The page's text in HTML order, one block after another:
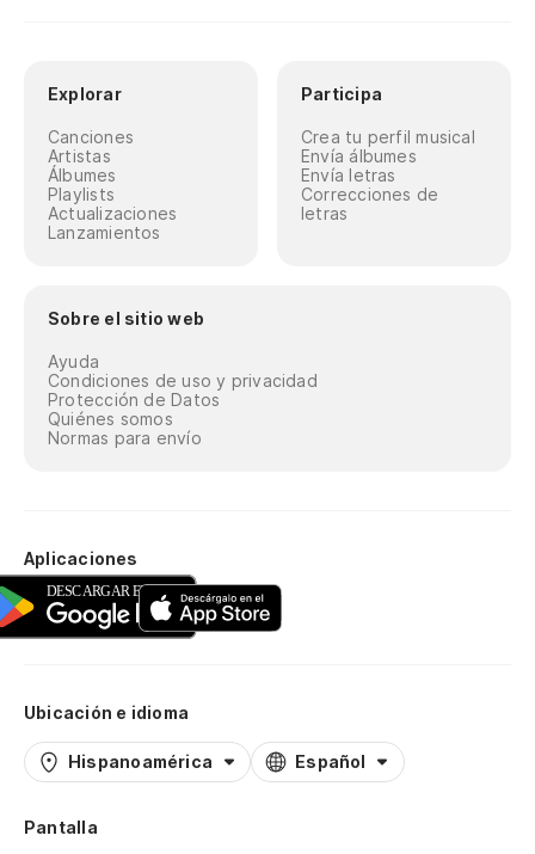
Explorar
Canciones
Artistas
Álbumes
Playlists
Actualizaciones
Lanzamientos
Participa
Crea tu perfil musical
Envía álbumes
Envía letras
Correcciones de
letras
Sobre el sitio web
Ayuda
Condiciones de uso y privacidad
Protección de Datos
Quiénes somos
Normas para envío
Aplicaciones
Ubicación e idioma
Hispanoamérica Español
Pantalla